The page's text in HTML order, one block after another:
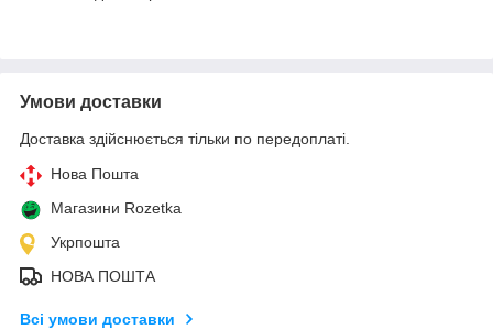
Умови доставки
Доставка здійснюється тільки по передоплаті.
Нова Пошта
Магазини Rozetka
Укрпошта
НОВА ПОШТА
Всі умови доставки